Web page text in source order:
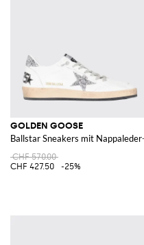
GOLDEN GOOSE
Ballstar Sneakers mit
CHF 570.00
CHF 427.50
-25%